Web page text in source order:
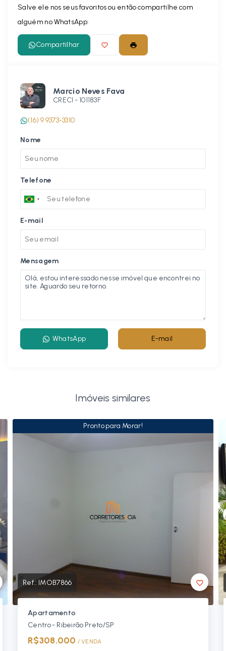
Salve ele nos seus favoritos ou então compartilhe com
alguém no WhatsApp:
Compartilhar
Marcio Neves Fava
CRECI - 101183F
(16) 9 9373-3310
Nome
Telefone
E-mail
Mensagem
WhatsApp E-mail
Imóveis similares
Pronto para Morar!
Ref.: IMOB7866
Apartamento
Centro - Ribeirão Preto/SP
R$308.000 / VENDA